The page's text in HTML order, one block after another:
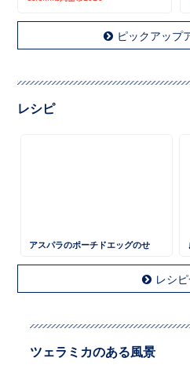
ピックアップ
レシピ
アスパラのポーチドエッグのせ
レシ
ツェラミカのある風景